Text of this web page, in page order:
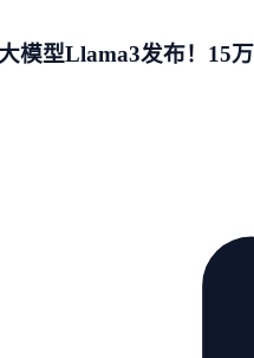
模型Llama3发布！15